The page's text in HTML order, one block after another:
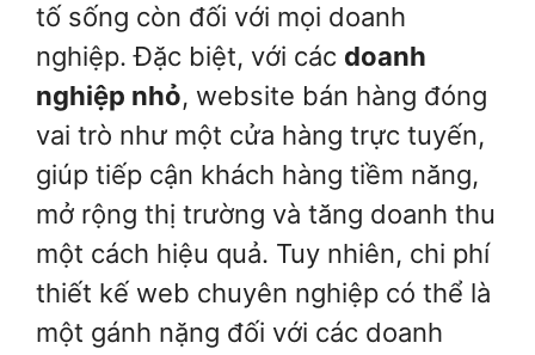
tố sống còn đối với mọi doanh
nghiệp. Đặc biệt, với các doanh
nghiệp nhỏ, website bán hàng đóng
vai trò như một cửa hàng trực tuyến,
giúp tiếp cận khách hàng tiềm năng,
mở rộng thị trường và tăng doanh thu
một cách hiệu quả. Tuy nhiên, chi phí
thiết kế web chuyên nghiệp có thể là
một gánh nặng đối với các doanh